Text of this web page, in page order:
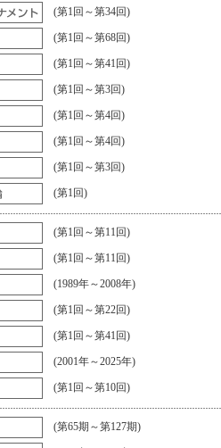
(第1回～第34回)
(第1回～第68回)
(第1回～第41回)
(第1回～第3回)
(第1回～第4回)
(第1回～第4回)
(第1回～第3回)
(第1回)
(第1回～第11回)
(第1回～第11回)
(1989年～2008年)
(第1回～第22回)
(第1回～第41回)
(2001年～2025年)
(第1回～第10回)
(第65期～第127期)